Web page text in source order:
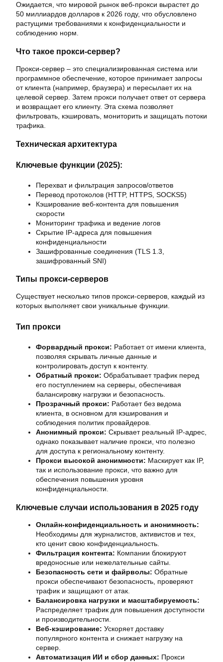
Ожидается, что мировой рынок веб-прокси вырастет до
50 миллиардов долларов к 2026 году, что обусловлено
растущими требованиями к конфиденциальности и
соблюдению норм.
Что такое прокси-сервер?
Прокси-сервер – это специализированная система или
программное обеспечение, которое принимает запросы
от клиента (например, браузера) и пересылает их на
целевой сервер. Затем прокси получает ответ от сервера
и возвращает его клиенту. Эта схема позволяет
фильтровать, кэшировать, мониторить и защищать потоки
трафика.
Техническая архитектура
Ключевые функции (2025):
Перехват и фильтрация запросов/ответов
Перевод протоколов (HTTP, HTTPS, SOCKS5)
Кэширование веб-контента для повышения
скорости
Мониторинг трафика и ведение логов
Скрытие IP-адреса для повышения
конфиденциальности
Зашифрованные соединения (TLS 1.3,
зашифрованный SNI)
Типы прокси-серверов
Существует несколько типов прокси-серверов, каждый из
которых выполняет свои уникальные функции.
Тип прокси
Форвардный прокси: Работает от имени клиента,
позволяя скрывать личные данные и
контролировать доступ к контенту.
Обратный прокси: Обрабатывает трафик перед
его поступлением на серверы, обеспечивая
балансировку нагрузки и безопасность.
Прозрачный прокси: Работает без ведома
клиента, в основном для кэширования и
соблюдения политик провайдеров.
Анонимный прокси: Скрывает реальный IP-адрес,
однако показывает наличие прокси, что полезно
для доступа к региональному контенту.
Прокси высокой анонимности: Маскирует как IP,
так и использование прокси, что важно для
обеспечения повышения уровня
конфиденциальности.
Ключевые случаи использования в 2025 году
Онлайн-конфиденциальность и анонимность:
Необходимы для журналистов, активистов и тех,
кто ценит свою конфиденциальность.
Фильтрация контента: Компании блокируют
вредоносные или нежелательные сайты.
Безопасность сети и файрволы: Обратные
прокси обеспечивают безопасность, проверяют
трафик и защищают от атак.
Балансировка нагрузки и масштабируемость:
Распределяет трафик для повышения доступности
и производительности.
Веб-кэширование: Ускоряет доставку
популярного контента и снижает нагрузку на
сервер.
Автоматизация ИИ и сбор данных: Прокси